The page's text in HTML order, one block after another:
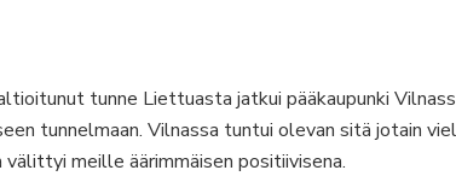
tunne Liettuasta jatkui pääkaupunki
tunnelmaan. Vilnassa tuntui olevan sitä jotain
välittyi meille äärimmäisen positiivisena.